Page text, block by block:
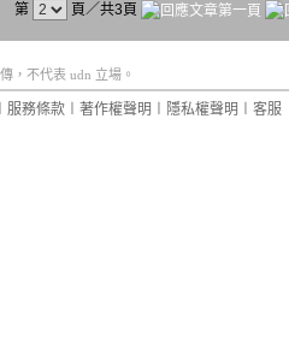
第 頁／共3頁
，不代表 udn 立場。
服務條款 著作權聲明 隱私權聲明 客服